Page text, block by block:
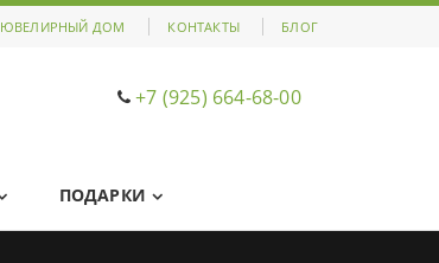
КОНТАКТЫ БЛОГ
ЮВЕЛИРНЫЙ ДОМ
+7 (925) 664-68-00
ПОДАРКИ